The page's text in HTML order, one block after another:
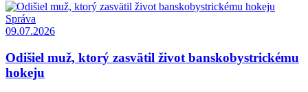
Správa
09.07.2026
Odišiel muž, ktorý zasvätil život banskobystrickému
hokeju